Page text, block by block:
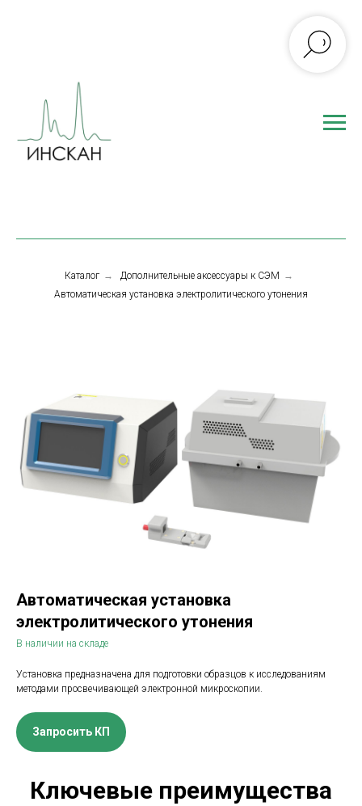
Каталог → Дополнительные аксессуары к СЭМ →
Автоматическая установка электролитического утонения
Автоматическая установка
электролитического утонения
В наличии на складе
Установка предназначена для подготовки образцов к исследованиям
методами просвечивающей электронной микроскопии.
Запросить КП
Ключевые преимущества